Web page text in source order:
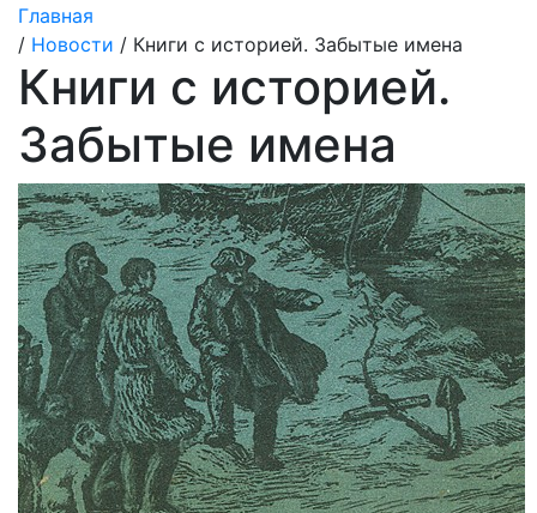
Главная
/ Новости / Книги с историей. Забытые имена
Книги с историей.
Забытые имена